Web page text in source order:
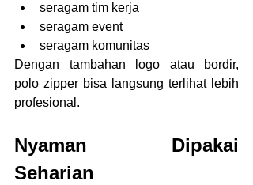
seragam tim kerja
seragam event
seragam komunitas
Dengan tambahan logo atau bordir,
polo zipper bisa langsung terlihat lebih
profesional.
Nyaman Dipakai
Seharian